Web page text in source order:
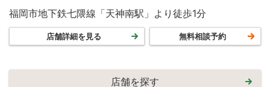
福岡市地下鉄七隈線「天神南駅」より徒歩1分
店舗詳細を見る 無料相談予約
店舗を探す